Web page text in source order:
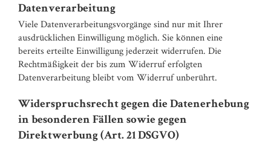
Datenverarbeitung
Viele Datenverarbeitungsvorgänge sind nur mit Ihrer
ausdrücklichen Einwilligung möglich. Sie können eine
bereits erteilte Einwilligung jederzeit widerrufen. Die
Rechtmäßigkeit der bis zum Widerruf erfolgten
Datenverarbeitung bleibt vom Widerruf unberührt.
Widerspruchsrecht gegen die Datenerhebung
in besonderen Fällen sowie gegen
Direktwerbung (Art. 21 DSGVO)